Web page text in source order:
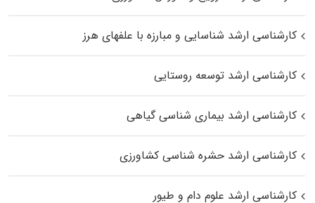
کارشناسی ارشد شناسایی و مبارزه با علفهای هرز
کارشناسی ارشد توسعه روستایی
کارشناسی ارشد بیماری‌ شناسی گیاهی
کارشناسی ارشد حشره‌ شناسی کشاورزی
کارشناسی ارشد علوم دام و طیور